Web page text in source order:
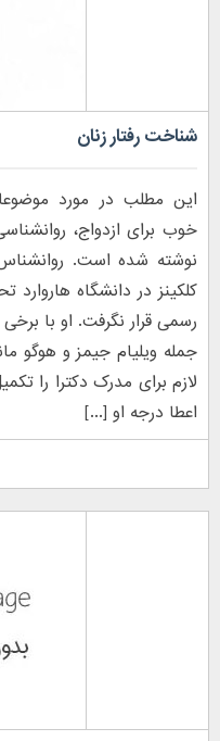
شناخت رفتار زنان
این مطلب در مورد
خوب برای ازدواج،
کلکینز در دانشگاه هاروارد
رسمی قرار نگرفت. او با
جمله ویلیام جیمز و هوگو
لازم برای مدرک دکترا را
اعطا درجه او [...]